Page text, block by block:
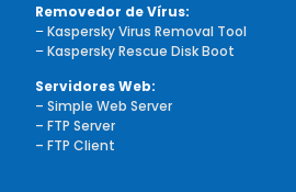
Removedor de Vírus:
–Kaspersky Virus Removal Tool
–Kaspersky Rescue Disk Boot
Servidores Web:
– Simple Web Server
– FTP Server
– FTP Client